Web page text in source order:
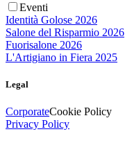
Eventi
Identità Golose 2026
Salone del Risparmio 2026
Fuorisalone 2026
L'Artigiano in Fiera 2025
Legal
CorporateCookie Policy
Privacy Policy